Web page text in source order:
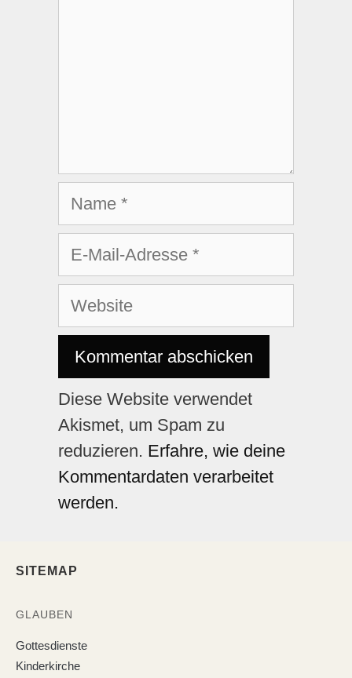
Diese Website verwendet
Akismet, um Spam zu
reduzieren. Erfahre, wie deine
Kommentardaten verarbeitet
werden.
SITEMAP
GLAUBEN
Gottesdienste
Kinderkirche